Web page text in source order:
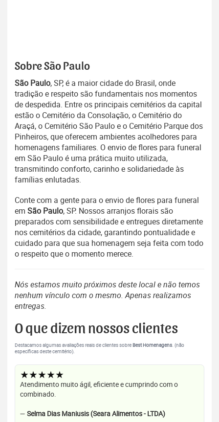
Sobre São Paulo
São Paulo, SP, é a maior cidade do Brasil, onde
tradição e respeito são fundamentais nos momentos
de despedida. Entre os principais cemitérios da capital
estão o Cemitério da Consolação, o Cemitério do
Araçá, o Cemitério São Paulo e o Cemitério Parque dos
Pinheiros, que oferecem ambientes acolhedores para
homenagens familiares. O envio de flores para funeral
em São Paulo é uma prática muito utilizada,
transmitindo conforto, carinho e solidariedade às
famílias enlutadas.
Conte com a gente para o envio de flores para funeral
em São Paulo, SP. Nossos arranjos florais são
preparados com sensibilidade e entregues diretamente
nos cemitérios da cidade, garantindo pontualidade e
cuidado para que sua homenagem seja feita com todo
o respeito que o momento merece.
Nós estamos muito próximos deste local e não temos
nenhum vínculo com o mesmo. Apenas realizamos
entregas.
O que dizem nossos clientes
Destacamos algumas avaliações reais de clientes sobre Best Homenagens. (não
específicas deste cemitério).
★★★★★
Atendimento muito ágil, eficiente e cumprindo com o
combinado.
— Selma Dias Maniusis (Seara Alimentos - LTDA)